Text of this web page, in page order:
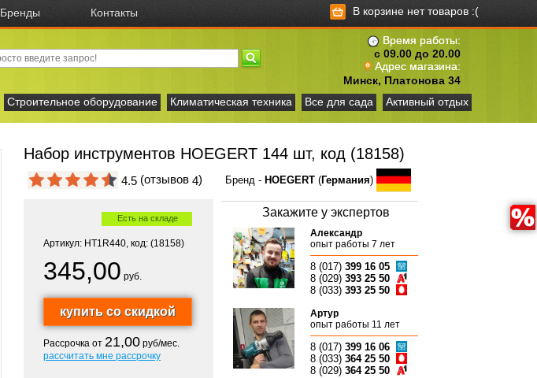
Бренды Контакты В корзине нет товаров :(
Время работы:
с 09.00 до 20.00
Адрес магазина:
Минск, Платонова 34
Строительное оборудование Климатическая техника Все для сада Активный отдых
Набор инструментов HOEGERT 144 шт, код (18158)
4.5 (отзывов 4)
Есть на складе
Артикул: HT1R440, код: (18158)
345,00 руб.
Рассрочка от 21,00 руб/мес.
рассчитать мне рассрочку
Бренд - HOEGERT (Германия)
Закажите у экспертов
Александр
опыт работы 7 лет
8 (017) 399 16 05
8 (029) 393 25 50
8 (033) 393 25 50
Артур
опыт работы 11 лет
8 (017) 399 16 06
8 (033) 364 25 50
8 (029) 364 25 50